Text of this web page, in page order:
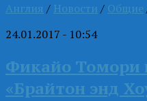
Англия / Новости / Общие
24.01.2017 - 10:54
Фикайо Томори
«Брайтон энд